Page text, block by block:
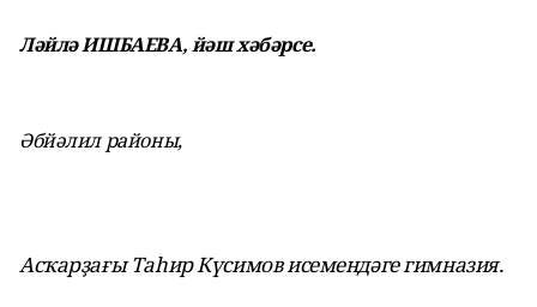
Ләйлә ИШБАЕВА, йәш хәбәрсе.
Әбйәлил районы,
Асҡарҙағы Таһир Күсимов исемендәге гимназия.